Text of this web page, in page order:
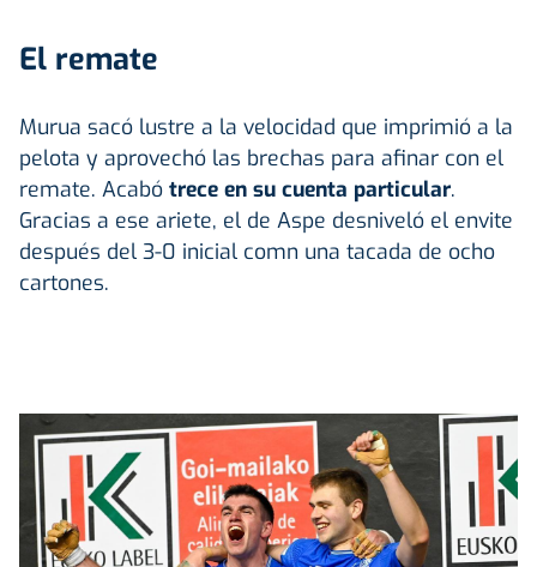
El remate
Murua sacó lustre a la velocidad que imprimió a la
pelota y aprovechó las brechas para afinar con el
remate. Acabó trece en su cuenta particular.
Gracias a ese ariete, el de Aspe desniveló el envite
después del 3-0 inicial comn una tacada de ocho
cartones.